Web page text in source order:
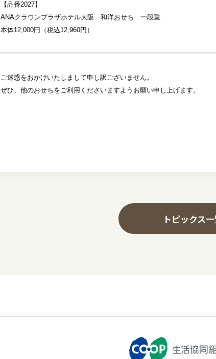
【品番2027】
ANAクラウンプラザホテル大阪 和洋おせち 一段重
本体12,000円（税込12,960円）
ご迷惑をおかけいたしまして申し訳ございません。
ぜひ、他のおせちをご利用くださいますようお願い申し上げます。
トピックス